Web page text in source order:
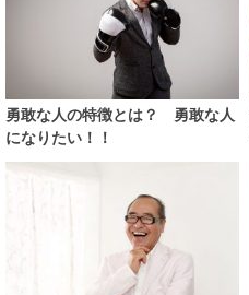
勇敢な人の特徴とは？ 勇敢な人
になりたい！！